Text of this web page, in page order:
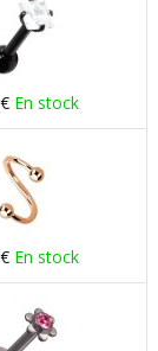
En stock
En stock